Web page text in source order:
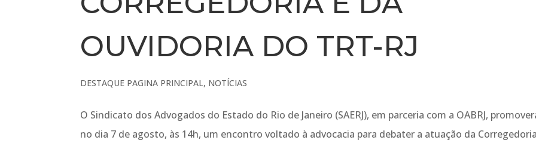
OUVIDORIA DO TRT-RJ
DESTAQUE PAGINA PRINCIPAL, NOTÍCIAS
O Sindicato dos Advogados do Estado do Rio de Janeiro (SAERJ), em parceria com a OABRJ,
no dia 7 de agosto, às 14h, um encontro voltado à advocacia para debater a atuação da